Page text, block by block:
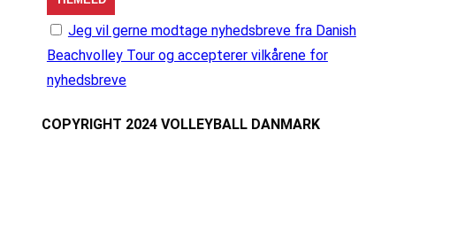
Jeg vil gerne modtage nyhedsbreve fra Danish
Beachvolley Tour og accepterer vilkårene for
nyhedsbreve
COPYRIGHT 2024 VOLLEYBALL DANMARK